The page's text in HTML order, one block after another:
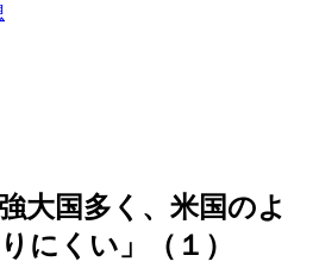
大国多く、米国のよ
にくい」（１）